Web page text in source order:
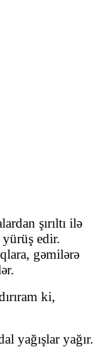
şırıltı ilə
edir.
gəmilərə
ki,
yağışlar yağır.